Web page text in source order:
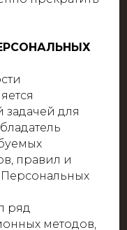
для
правил и
ряд
методов,